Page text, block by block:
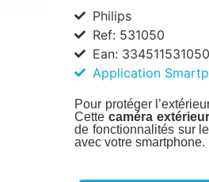
Philips
Ref: 531050
Ean:
Application
Pour protéger
Cette caméra
de fonctionnalités sur
avec votre